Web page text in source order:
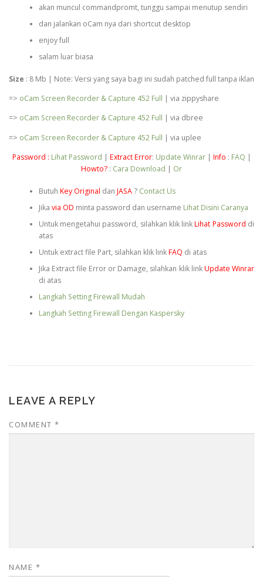
akan muncul commandpromt, tunggu sampai menutup sendiri
dan jalankan oCam nya dari shortcut desktop
enjoy full
salam luar biasa
Size : 8 Mb | Note: Versi yang saya bagi ini sudah patched full tanpa iklan
=> oCam Screen Recorder & Capture 452 Full | via zippyshare
=> oCam Screen Recorder & Capture 452 Full | via dbree
=> oCam Screen Recorder & Capture 452 Full | via uplee
Password : Lihat Password | Extract Error: Update Winrar| Info : FAQ |
Howto? : Cara Download | Or
Butuh Key Original dan JASA? Contact Us
Jika via OD minta password dan username Lihat Disini Caranya
Untuk mengetahui password, silahkan klik linkLihat Password di
atas
Untuk extract file Part, silahkan klik linkFAQ di atas
Jika Extract file Error or Damage, silahkan klik linkUpdate Winrar
di atas
Langkah Setting Firewall Mudah
Langkah Setting Firewall Dengan Kaspersky
LEAVE A REPLY
COMMENT *
NAME *